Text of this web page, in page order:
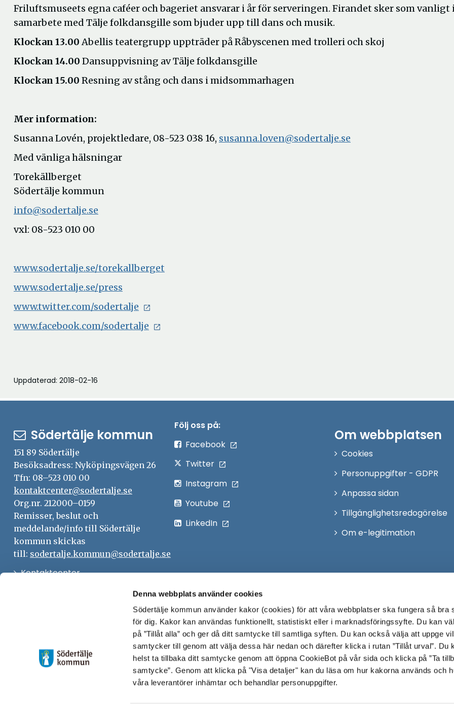
Denna webbplats använder cookies
Södertälje kommun använder kakor (cookies) för att våra webbplatser ska fungera så bra
för dig. Kakor kan användas funktionellt, statistiskt eller i marknadsföringssyfte. Du kan
på ”Tillåt alla” och ger då ditt samtycke till samtliga syften. Du kan också välja att uppge
samtycker till genom att välja dessa här nedan och därefter klicka i rutan ”Tillåt urval”. Du
helst ta tillbaka ditt samtycke genom att öppna CookieBot på vår sida och klicka på ”Ta
samtycke”. Genom att klicka på "Visa detaljer" kan du läsa om hur kakorna används och
våra leverantörer inhämtar och behandlar personuppgifter.
Friluftsmuseets egna caféer och bageriet ansvarar i år för serveringen. Firandet sker som vanligt
samarbete med Tälje folkdansgille som bjuder upp till dans och musik.
Klockan 13.00Abellis teatergrupp uppträder på Råbyscenen med trolleri och skoj
Klockan 14.00 Dansuppvisning av Tälje folkdansgille
Klockan 15.00 Resning av stång och dans i midsommarhagen
Mer information:
Susanna Lovén, projektledare, 08-523 038 16, susanna.loven@sodertalje.se
Med vänliga hälsningar
Torekällberget
Södertälje kommun
info@sodertalje.se
vxl: 08-523 010 00
www.sodertalje.se/torekallberget
www.sodertalje.se/press
www.twitter.com/sodertalje
www.facebook.com/sodertalje
Uppdaterad: 2018-02-16
Södertälje kommun
151 89 Södertälje
Besöksadress: Nyköpingsvägen 26
Tfn: 08–523 010 00
kontaktcenter@sodertalje.se
Org.nr. 212000–0159
Remisser, beslut och
meddelande/info till Södertälje
kommun skickas
till: sodertalje.kommun@sodertalje.se
KontaktcenterÖppna
fönster
Anslagstavla
Skicka faktura till Södertälje
Följ oss på:
Facebook
Twitter
Instagram
Youtube
LinkedIn
Om webbplatsen
Cookies
Personuppgifter - GDPR
Anpassa sidan
Tillgänglighetsredogörelse
Om e-legitimation